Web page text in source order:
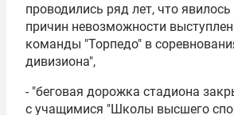
проводились ряд лет, что
причин невозможности
команды "Торпедо" в
дивизиона",
- "беговая дорожка стадиона
с учащимися "Школы высшего